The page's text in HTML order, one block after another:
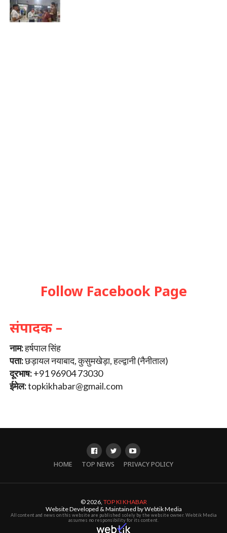
Follow Facebook Page
संपादक –
नाम:हर्षपाल सिंह
पता:छड़ायल नयाबाद, कुसुमखेड़ा, हल्द्वानी (नैनीताल)
दूरभाष:+91 96904 73030
ईमेल:topkikhabar@gmail.com
HOME TOP NEWS PRIVACY POLICY
© 2026, TOP KI KHABAR
Website Developed & Maintained by Webtik Media
All content and news on this website are published solely by the website owner. Webtik Media
assumes no responsibility for its content.